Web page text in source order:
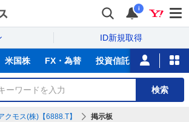
i
ID新規取得
米国株 FX・為替 投資信託 ニュース
検索
クモス(株)【6888.T】 掲示板